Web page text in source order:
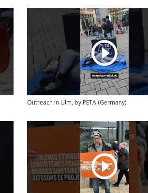
Outreach in Ulm, by PETA (Germany)